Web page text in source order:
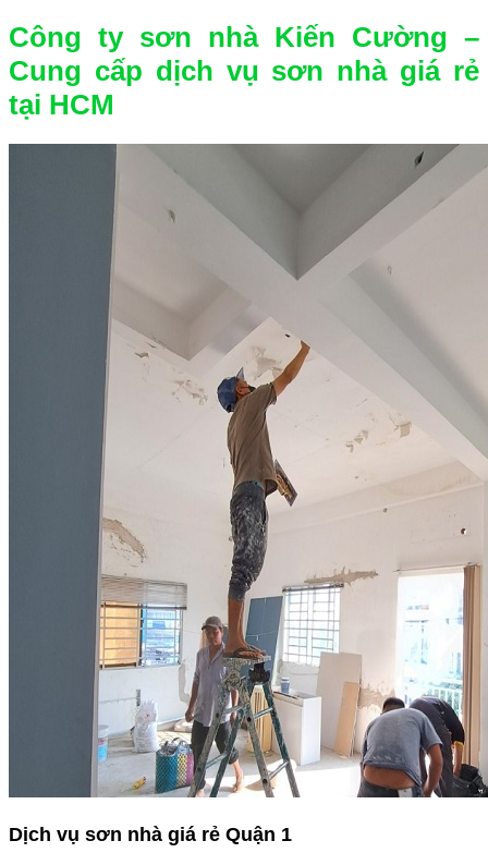
Công ty sơn nhà Kiến Cường –
Cung cấp dịch vụ sơn nhà giá rẻ
tại HCM
Dịch vụ sơn nhà giá rẻ Quận 1